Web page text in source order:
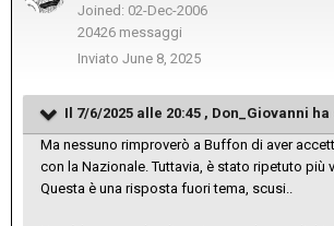
Joined: 02-Dec-2006
20426 messaggi
Inviato June 8, 2025
Il 7/6/2025 alle 20:45 , Don_Giovanni ha
Ma nessuno rimproverò a Buffon di aver
con la Nazionale. Tuttavia, è stato ripetuto più
Questa è una risposta fuori tema, scusi..